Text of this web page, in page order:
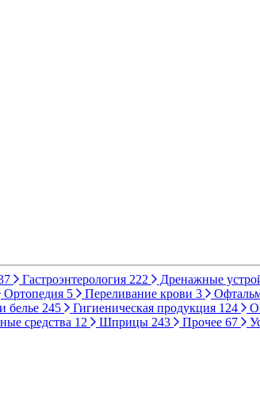
Гастроэнтерология 222 Дренажные
Ортопедия 5 Переливание крови 3
белье 245 Гигиеническая продукция 124
средства 12 Шприцы 243 Прочее 67